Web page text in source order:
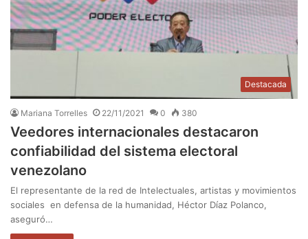
Destacada
Mariana Torrelles 22/11/2021 0 380
Veedores internacionales destacaron
confiabilidad del sistema electoral
venezolano
El representante de la red de Intelectuales, artistas y movimientos
sociales en defensa de la humanidad, Héctor Díaz Polanco,
aseguró…